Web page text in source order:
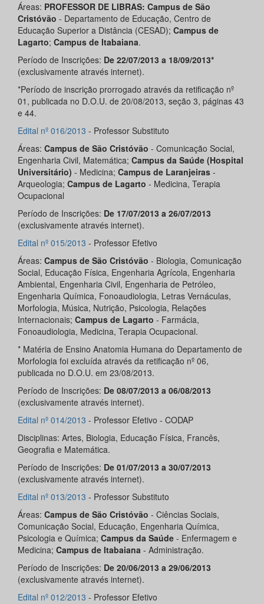
Áreas: PROFESSOR DE LIBRAS: Campus de São
Cristóvão - Departamento de Educação, Centro de
Educação Superior a Distância (CESAD); Campus de
Lagarto; Campus de Itabaiana.
Período de Inscrições: De 22/07/2013 a 18/09/2013*
(exclusivamente através internet).
*Período de inscrição prorrogado através da retificação nº
01, publicada no D.O.U. de 20/08/2013, seção 3, páginas 43
e 44.
Edital nº 016/2013 - Professor Substituto
Áreas: Campus de São Cristóvão - Comunicação Social,
Engenharia Civil, Matemática; Campus da Saúde (Hospital
Universitário) - Medicina; Campus de Laranjeiras -
Arqueologia; Campus de Lagarto - Medicina, Terapia
Ocupacional
Período de Inscrições: De 17/07/2013 a 26/07/2013
(exclusivamente através internet).
Edital nº 015/2013 - Professor Efetivo
Áreas: Campus de São Cristóvão - Biologia, Comunicação
Social, Educação Física, Engenharia Agrícola, Engenharia
Ambiental, Engenharia Civil, Engenharia de Petróleo,
Engenharia Química, Fonoaudiologia, Letras Vernáculas,
Morfologia, Música, Nutrição, Psicologia, Relações
Internacionais; Campus de Lagarto - Farmácia,
Fonoaudiologia, Medicina, Terapia Ocupacional.
* Matéria de Ensino Anatomia Humana do Departamento de
Morfologia foi excluída através da retificação nº 06,
publicada no D.O.U. em 23/08/2013.
Período de Inscrições: De 08/07/2013 a 06/08/2013
(exclusivamente através internet).
Edital nº 014/2013 - Professor Efetivo - CODAP
Disciplinas: Artes, Biologia, Educação Física, Francês,
Geografia e Matemática.
Período de Inscrições: De 01/07/2013 a 30/07/2013
(exclusivamente através internet).
Edital nº 013/2013 - Professor Substituto
Áreas: Campus de São Cristóvão - Ciências Sociais,
Comunicação Social, Educação, Engenharia Química,
Psicologia e Química; Campus da Saúde - Enfermagem e
Medicina; Campus de Itabaiana - Administração.
Período de Inscrições: De 20/06/2013 a 29/06/2013
(exclusivamente através internet).
Edital nº 012/2013 - Professor Efetivo